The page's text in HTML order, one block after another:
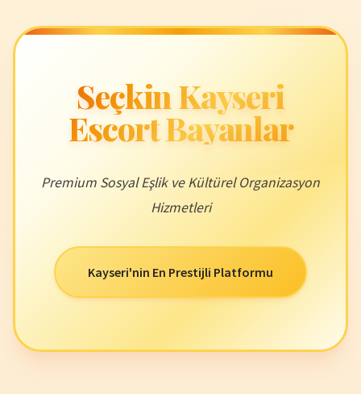
Seçkin Kayseri
Escort Bayanlar
Premium Sosyal Eşlik ve Kültürel Organizasyon
Hizmetleri
Kayseri'nin En Prestijli Platformu